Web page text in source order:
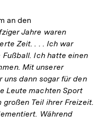
an den
Jahre waren
Zeit. . . . Ich war
Ich hatte einen
Mit unserer
dann sogar für den
Leute machten Sport
Teil ihrer Freizeit.
Während